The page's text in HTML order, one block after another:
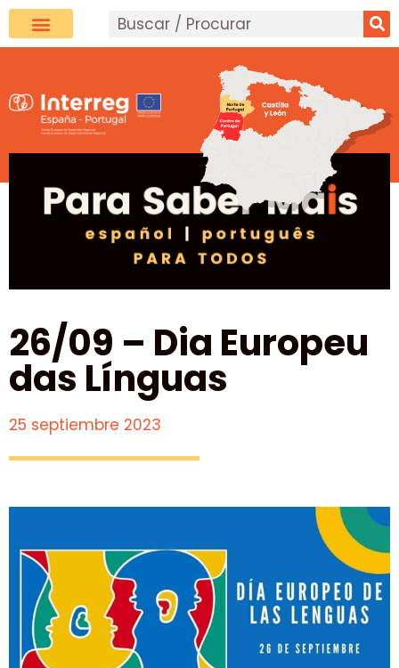
26/09 – Dia Europeu
das Línguas
25 septiembre 2023